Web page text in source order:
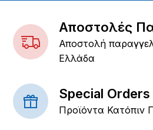
Αποστολές
Αποστολή
Ελλάδα
Special Orders
Προϊόντα Κατόπιν